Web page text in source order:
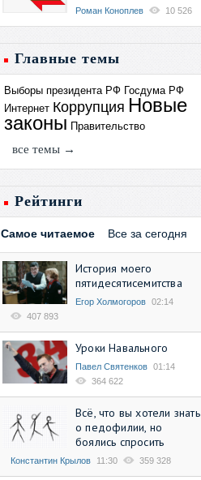
Роман Коноплев 10 526
Главные темы
Выборы президента РФ Госдума РФ
Интернет Коррупция Новые
законы Правительство
все темы →
Рейтинги
Самое читаемое Все за сегодня
История моего
пятидесятисемитства
Егор Холмогоров 02:14
407 893
Уроки Навального
Павел Святенков 01:14
364 622
Всё, что вы хотели знать
о педофилии, но
боялись спросить
Константин Крылов 11:30 359 328